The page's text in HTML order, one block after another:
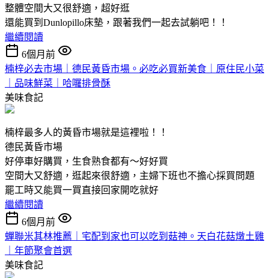
整體空間大又很舒適，超好逛
還能買到Dunlopillo床墊，跟著我們一起去試躺吧！！
繼續閱讀
6個月前
楠梓必去市場｜德民黃昏市場。必吃必買新美食｜原住民小菜
｜品味鮮菜｜哈囉排骨酥
美味食記
楠梓最多人的黃昏市場就是這裡啦！！
德民黃昏市場
好停車好購買，生食熟食都有～好好買
空間大又舒適，逛起來很舒適，主婦下班也不擔心採買問題
罷工時又能買一買直接回家開吃就好
繼續閱讀
6個月前
蟬聯米其林推薦｜宅配到家也可以吃到菇神。天白花菇燉土雞
｜年節聚會首選
美味食記